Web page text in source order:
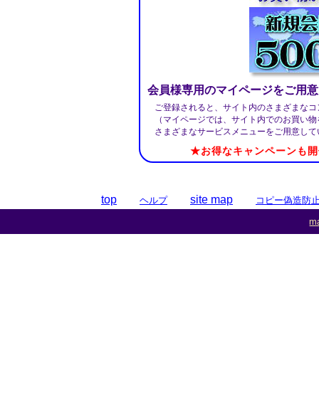
会員様専用のマイページをご用
ご登録されると、サイト内のさまざまな
（マイページでは、サイト内でのお買い
さまざまなサービスメニューをご用意し
★お得なキャンペーンも
top ヘルプ site map
コピー偽造防